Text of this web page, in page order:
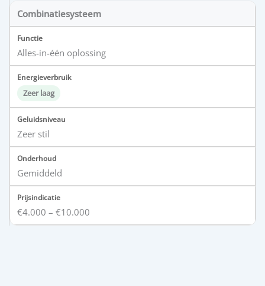
Combinatiesysteem
Alles-in-één oplossing
Zeer laag
Zeer stil
Gemiddeld
€4.000 – €10.000